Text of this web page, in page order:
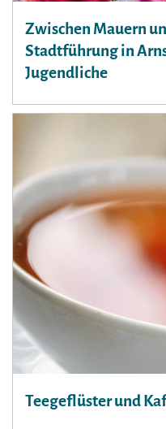
Zwischen Mauern
Stadtführung in
Jugendliche
Teegeflüster und